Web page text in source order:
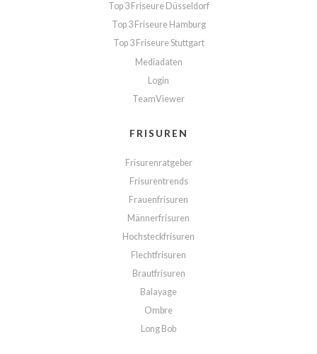
Top 3 Friseure Düsseldorf
Top 3 Friseure Hamburg
Top 3 Friseure Stuttgart
Mediadaten
Login
TeamViewer
FRISUREN
Frisurenratgeber
Frisurentrends
Frauenfrisuren
Männerfrisuren
Hochsteckfrisuren
Flechtfrisuren
Brautfrisuren
Balayage
Ombre
Long Bob